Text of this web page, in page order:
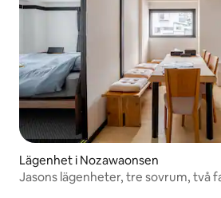
Lägenhet i Nozawaonsen
Jasons lägenheter, tre sovrum, två